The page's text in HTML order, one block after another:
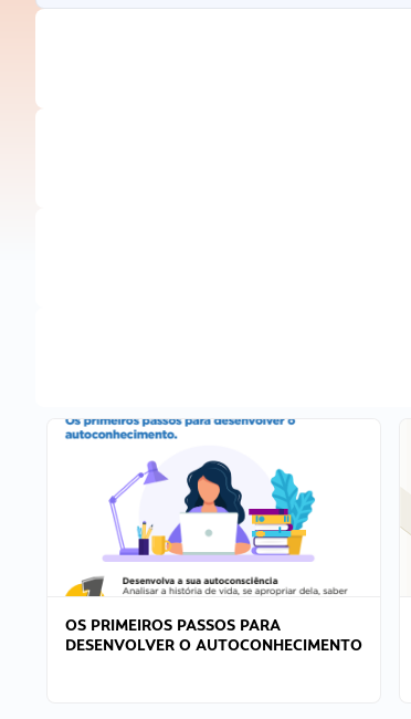
OS PRIMEIROS PASSOS PARA
DESENVOLVER O AUTOCONHECIMENTO